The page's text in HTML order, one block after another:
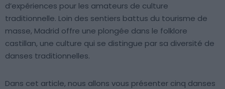
d’expériences pour les amateurs de culture
traditionnelle. Loin des sentiers battus du tourisme de
masse, Madrid offre une plongée dans le folklore
castillan, une culture qui se distingue par sa diversité de
danses traditionnelles.
Dans cet article, nous allons vous présenter cinq danses